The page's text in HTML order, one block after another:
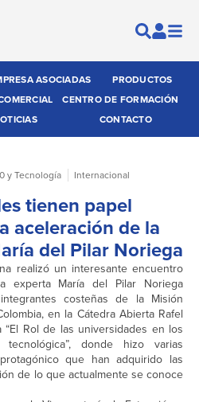
ASOCIADAS
PRODUCTOS
CENTRO DE FORMACIÓN
CONTACTO
y Tecnología
Internacional
tienen papel
aceleración de la
del Pilar Noriega
realizó un interesante encuentro
experta María del Pilar Noriega
costeñas de la Misión
en la Cátedra Abierta Rafel
Rol de las universidades en los
donde hizo varias
que han adquirido las
de lo que actualmente se conoce